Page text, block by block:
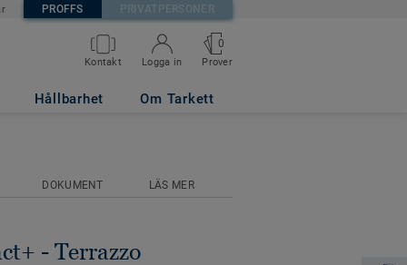
PROFFS PRIVATPERSONER
Kontakt Logga in
0
Prover
Hållbarhet Om Tarkett
DOKUMENT LÄS MER
- Terrazzo